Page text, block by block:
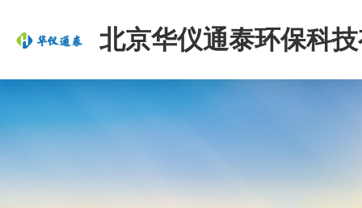
北京华仪通泰环保科
司